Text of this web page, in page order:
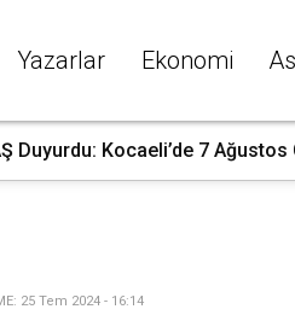
Yazarlar Ekonomi
Duyurdu: Kocaeli’de 7
: 25 Tem 2024 - 16:14